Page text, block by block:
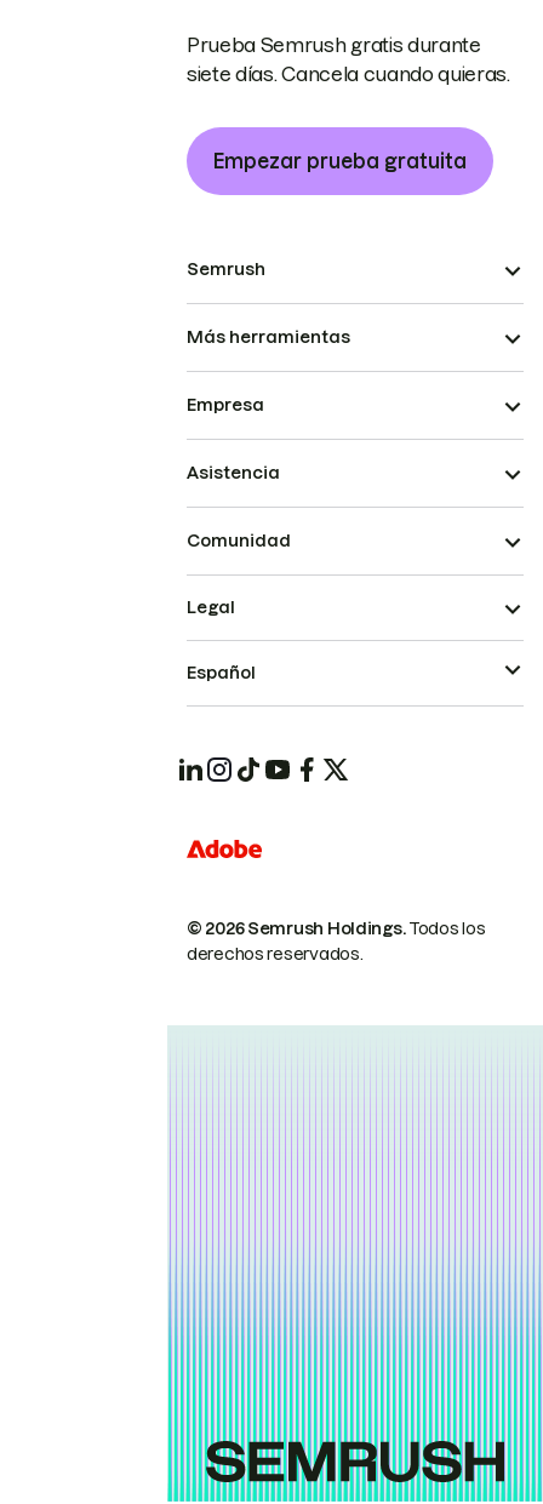
Prueba Semrush gratis durante
siete días. Cancela cuando quieras.
Empezar prueba gratuita
Semrush
Más herramientas
Empresa
Asistencia
Comunidad
© 2026 Semrush Holdings.Todos los
derechos reservados.
Legal
Español